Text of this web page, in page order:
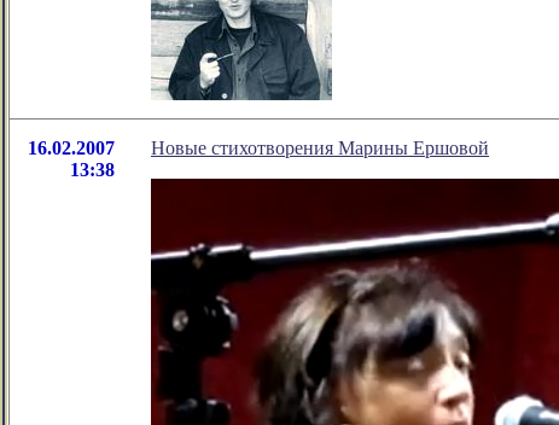
16.02.2007
13:38
Новые стихотворения Марины Ершовой